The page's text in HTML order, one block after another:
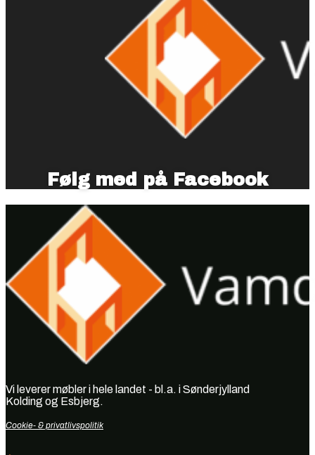
Følg med på Facebook
Vi leverer møbler i hele landet - bl.a. i Sønderjylland
Kolding og Esbjerg.
Cookie- & privatlivspolitik